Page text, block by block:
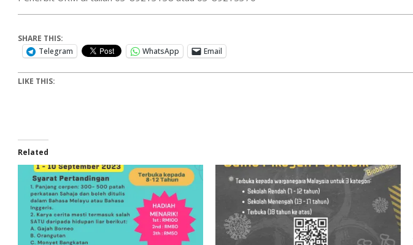
SHARE THIS:
Telegram
WhatsApp Email
LIKE THIS:
Related